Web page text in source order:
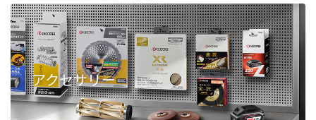
アクセサリー